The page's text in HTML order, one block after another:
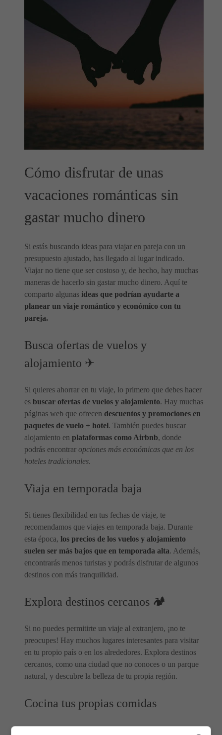
Cómo disfrutar de unas
vacaciones románticas sin
gastar mucho dinero
Si estás buscando ideas para viajar en pareja con un
presupuesto ajustado, has llegado al lugar indicado.
Viajar no tiene que ser costoso y, de hecho, hay muchas
maneras de hacerlo sin gastar mucho dinero. Aquí te
comparto algunas ideas que podrían ayudarte a
planear un viaje romántico y económico con tu
pareja.
Busca ofertas de vuelos y
alojamiento ✈
Si quieres ahorrar en tu viaje, lo primero que debes hacer
es buscar ofertas de vuelos y alojamiento. Hay muchas
páginas web que ofrecen descuentos y promociones en
paquetes de vuelo + hotel. También puedes buscar
alojamiento en plataformas como Airbnb, donde
podrás encontrar opciones más económicas que en los
hoteles tradicionales.
Viaja en temporada baja
Si tienes flexibilidad en tus fechas de viaje, te
recomendamos que viajes en temporada baja. Durante
esta época, los precios de los vuelos y alojamiento
suelen ser más bajos que en temporada alta. Además,
encontrarás menos turistas y podrás disfrutar de algunos
destinos con más tranquilidad.
Explora destinos cercanos 🏕
Si no puedes permitirte un viaje al extranjero, ¡no te
preocupes! Hay muchos lugares interesantes para visitar
en tu propio país o en los alrededores. Explora destinos
cercanos, como una ciudad que no conoces o un parque
natural, y descubre la belleza de tu propia región.
Cocina tus propias comidas